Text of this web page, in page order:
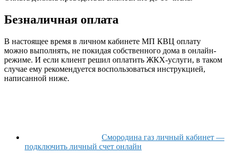
Безналичная оплата
В настоящее время в личном кабинете МП КВЦ оплату
можно выполнять, не покидая собственного дома в онлайн-
режиме. И если клиент решил оплатить ЖКХ-услуги, в таком
случае ему рекомендуется воспользоваться инструкцией,
написанной ниже.
Смородина газ личный кабинет —
подключить личный счет онлайн